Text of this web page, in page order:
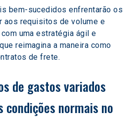
bem-sucedidos enfrentarão os
aos requisitos de volume e
uma estratégia ágil e
reimagina a maneira como
de frete.
de gastos variados
condições normais no